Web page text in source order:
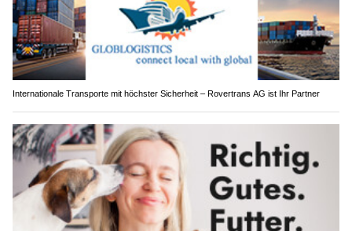
Internationale Transporte mit höchster Sicherheit – Rovertrans AG ist Ihr Partner